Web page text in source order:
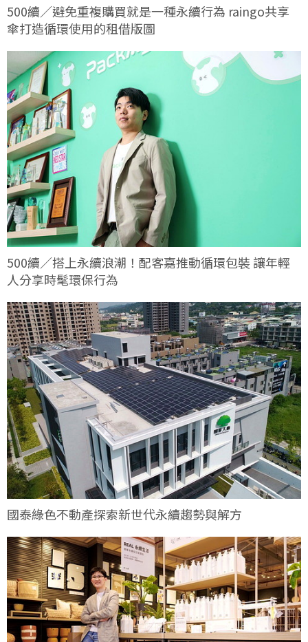
500續／避免重複購買就是一種永續行為 raingo共享
傘打造循環使用的租借版圖
500續／搭上永續浪潮！配客嘉推動循環包裝 讓年輕
人分享時髦環保行為
國泰綠色不動產探索新世代永續趨勢與解方